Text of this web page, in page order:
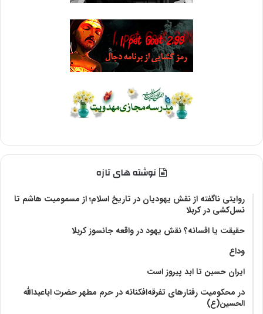
نوشته های تازه
روایتی ناگفته از نقش یهودیان در تاریخ اسلام؛ از مسمومیت هاشم تا
نسل‌کشی در کربلا
حقیقت یا افسانه؟‌ نقش یهود در واقعه جانسوز کربلا
وداع
ایران حسین تا ابد پیروز است
در محکومیت رفتارهای تفرقه‌افکنانه در حرم مطهر حضرت اباعبدالله
الحسین(ع)